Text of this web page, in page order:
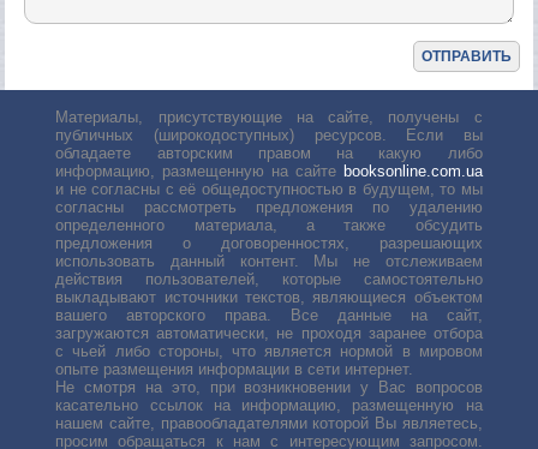
Материалы, присутствующие на сайте, получены с
публичных (широкодоступных) ресурсов. Если вы
обладаете авторским правом на какую либо
информацию, размещенную на сайте booksonline.com.ua
и не согласны с её общедоступностью в будущем, то мы
согласны рассмотреть предложения по удалению
определенного материала, а также обсудить
предложения о договоренностях, разрешающих
использовать данный контент. Мы не отслеживаем
действия пользователей, которые самостоятельно
выкладывают источники текстов, являющиеся объектом
вашего авторского права. Все данные на сайт,
загружаются автоматически, не проходя заранее отбора
с чьей либо стороны, что является нормой в мировом
опыте размещения информации в сети интернет.
Не смотря на это, при возникновении у Вас вопросов
касательно ссылок на информацию, размещенную на
нашем сайте, правообладателями которой Вы являетесь,
просим обращаться к нам с интересующим запросом.